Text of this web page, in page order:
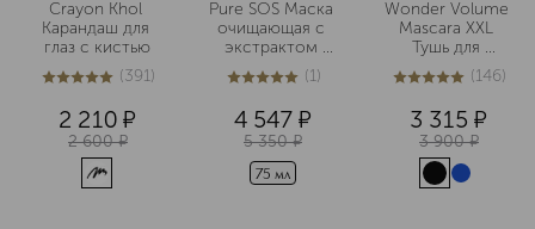
Crayon Khol
Карандаш для
глаз с кистью
4.9из5391 (391)
2 210 ¤
2 600 ¤
Pure SOS Маска
очищающая с
экстрактом
кипрея
5из 51 (1)
4 547 ¤
5 350 ¤
75 мл
Wonder Volume
Mascara XXL
Тушь для
максимального
объема ресниц
4.9из5146 (146)
3 315 ¤
3 900 ¤